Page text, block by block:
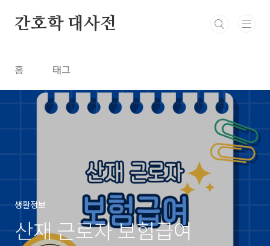
간호학 대사전
홈 태그
생활정보
산재 근로자 보험급여